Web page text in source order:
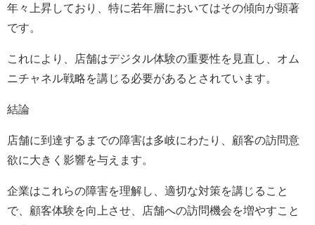
年々上昇しており、特に若年層においてはその傾向が顕著
です。
これにより、店舗はデジタル体験の重要性を見直し、オム
ニチャネル戦略を講じる必要があるとされています。
結論
店舗に到達するまでの障害は多岐にわたり、顧客の訪問意
欲に大きく影響を与えます。
企業はこれらの障害を理解し、適切な対策を講じること
で、顧客体験を向上させ、店舗への訪問機会を増やすこと